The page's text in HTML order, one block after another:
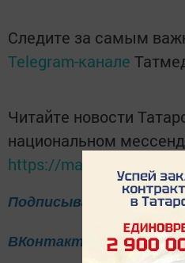
Следите за самым
Telegram-канале
Читайте новости
национальном
https://max.ru/tatmedia
Подписывайтесь на
ВКонтакте